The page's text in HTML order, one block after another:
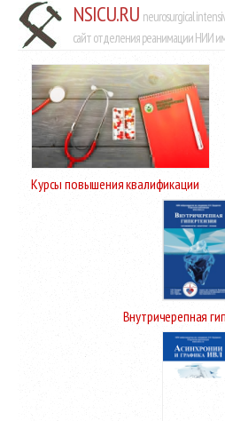
NSICU.RU neurosurgical
сайт отделения реанимации НИИ
Курсы повышения квалификации
Внутричерепная